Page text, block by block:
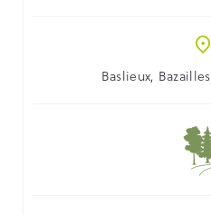
Baslieux, Bazailles